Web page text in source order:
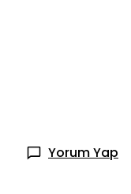
Yorum Yap